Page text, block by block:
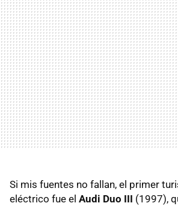
Si mis fuentes no fallan, el primer
eléctrico fue el Audi Duo III (1997),